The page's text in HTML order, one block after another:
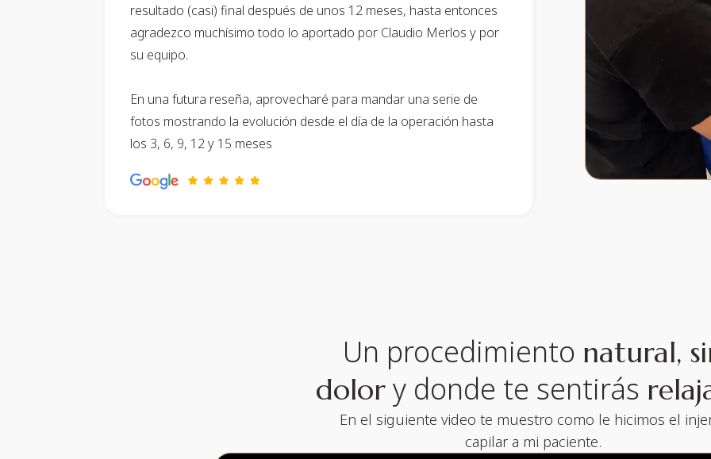
resultado (casi) final después de unos 12 meses, hasta entonces
agradezco muchísimo todo lo aportado por Claudio Merlos y por
su equipo.
En una futura reseña, aprovecharé para mandar una serie de
fotos mostrando la evolución desde el día de la operación hasta
los 3, 6, 9, 12 y 15 meses
Un procedimiento natural,
dolory donde te sentirás
En el siguiente video te muestro como le hicimos el
capilar a mi paciente.